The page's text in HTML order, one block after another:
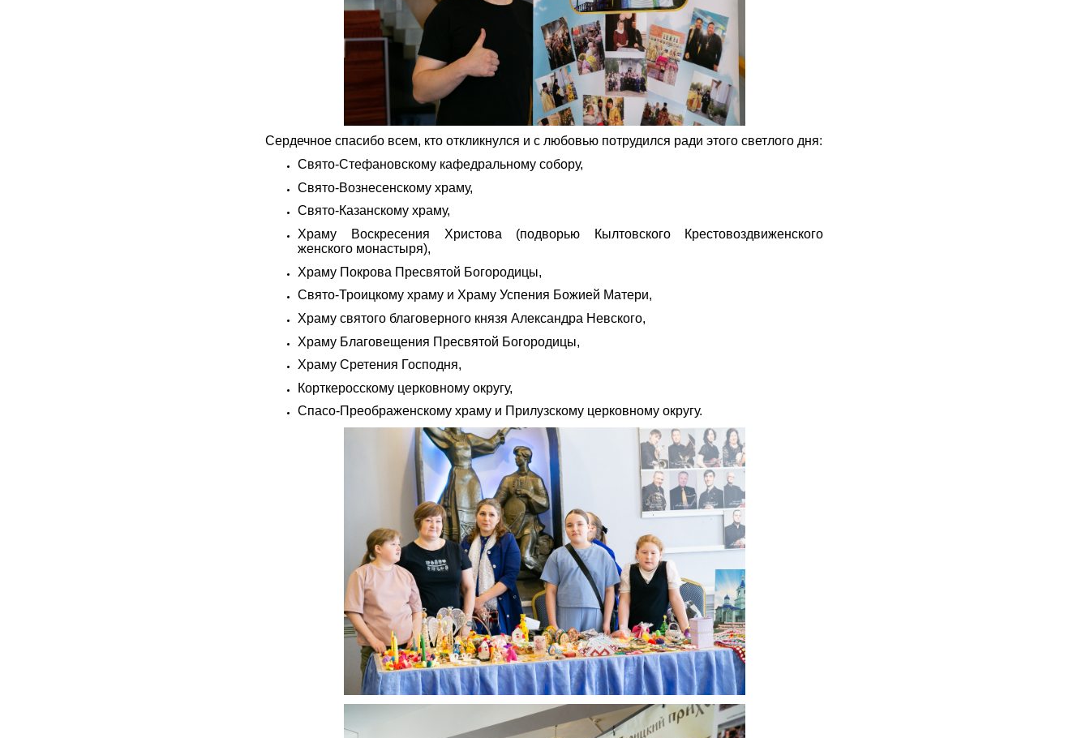
Сердечное спасибо всем, кто откликнулся и с любовью потрудился ради этого светлого дня:
Свято-Стефановскому кафедральному собору,
Свято-Вознесенскому храму,
Свято-Казанскому храму,
Храму Воскресения Христова (подворью Кылтовского Крестовоздвиженского
женского монастыря),
Храму Покрова Пресвятой Богородицы,
Свято-Троицкому храму и Храму Успения Божией Матери,
Храму святого благоверного князя Александра Невского,
Храму Благовещения Пресвятой Богородицы,
Храму Сретения Господня,
Корткеросскому церковному округу,
Спасо-Преображенскому храму и Прилузскому церковному округу.